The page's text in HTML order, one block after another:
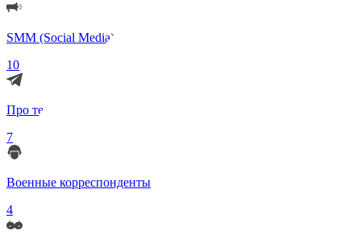
SMM (Social Media)
10
Про телеграмм
7
Военные корреспонденты
4